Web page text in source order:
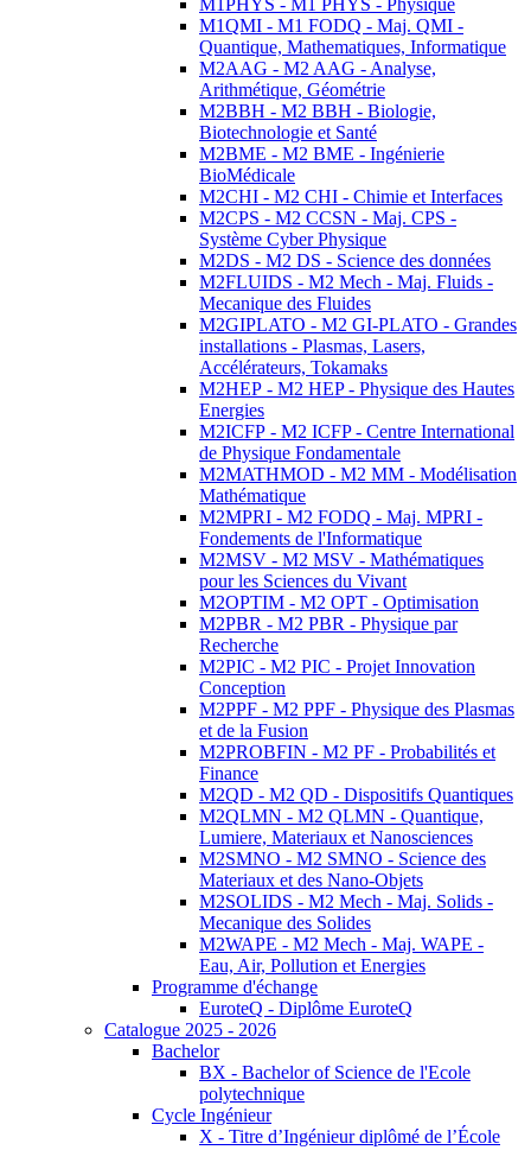
M1PHYS - M1 PHYS - Physique
M1QMI - M1 FODQ - Maj. QMI -
Quantique, Mathematiques, Informatique
M2AAG - M2 AAG - Analyse,
Arithmétique, Géométrie
M2BBH - M2 BBH - Biologie,
Biotechnologie et Santé
M2BME - M2 BME - Ingénierie
BioMédicale
M2CHI - M2 CHI - Chimie et Interfaces
M2CPS - M2 CCSN - Maj. CPS -
Système Cyber Physique
M2DS - M2 DS - Science des données
M2FLUIDS - M2 Mech - Maj. Fluids -
Mecanique des Fluides
M2GIPLATO - M2 GI-PLATO - Grandes
installations - Plasmas, Lasers,
Accélérateurs, Tokamaks
M2HEP - M2 HEP - Physique des Hautes
Energies
M2ICFP - M2 ICFP - Centre International
de Physique Fondamentale
M2MATHMOD - M2 MM - Modélisation
Mathématique
M2MPRI - M2 FODQ - Maj. MPRI -
Fondements de l'Informatique
M2MSV - M2 MSV - Mathématiques
pour les Sciences du Vivant
M2OPTIM - M2 OPT - Optimisation
M2PBR - M2 PBR - Physique par
Recherche
M2PIC - M2 PIC - Projet Innovation
Conception
M2PPF - M2 PPF - Physique des Plasmas
et de la Fusion
M2PROBFIN - M2 PF - Probabilités et
Finance
M2QD - M2 QD - Dispositifs Quantiques
M2QLMN - M2 QLMN - Quantique,
Lumiere, Materiaux et Nanosciences
M2SMNO - M2 SMNO - Science des
Materiaux et des Nano-Objets
M2SOLIDS - M2 Mech - Maj. Solids -
Mecanique des Solides
M2WAPE - M2 Mech - Maj. WAPE -
Eau, Air, Pollution et Energies
Programme d'échange
EuroteQ - Diplôme EuroteQ
Catalogue 2025 - 2026
Bachelor
BX - Bachelor of Science de l'Ecole
polytechnique
Cycle Ingénieur
X - Titre d’Ingénieur diplômé de l’École